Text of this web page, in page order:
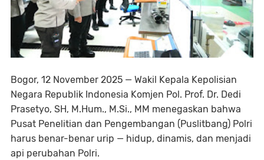
Bogor, 12 November 2025 — Wakil Kepala Kepolisian
Negara Republik Indonesia Komjen Pol. Prof. Dr. Dedi
Prasetyo, SH, M.Hum., M.Si., MM menegaskan bahwa
Pusat Penelitian dan Pengembangan (Puslitbang) Polri
harus benar-benar urip — hidup, dinamis, dan menjadi
api perubahan Polri.